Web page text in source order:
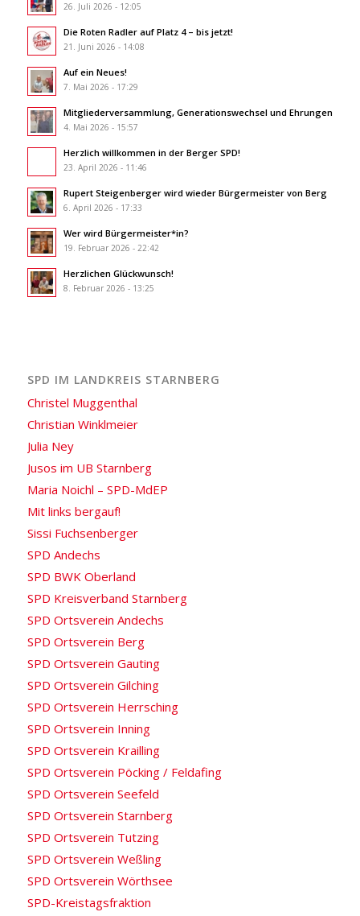
26. Juli 2026 - 12:05
Die Roten Radler auf Platz 4 – bis jetzt!
21. Juni 2026 - 14:08
Auf ein Neues!
7. Mai 2026 - 17:29
Mitgliederversammlung, Generationswechsel und Ehrungen
4. Mai 2026 - 15:57
Herzlich willkommen in der Berger SPD!
23. April 2026 - 11:46
Rupert Steigenberger wird wieder Bürgermeister von Berg
6. April 2026 - 17:33
Wer wird Bürgermeister*in?
19. Februar 2026 - 22:42
Herzlichen Glückwunsch!
8. Februar 2026 - 13:25
SPD IM LANDKREIS STARNBERG
Christel Muggenthal
Christian Winklmeier
Julia Ney
Jusos im UB Starnberg
Maria Noichl – SPD-MdEP
Mit links bergauf!
Sissi Fuchsenberger
SPD Andechs
SPD BWK Oberland
SPD Kreisverband Starnberg
SPD Ortsverein Andechs
SPD Ortsverein Berg
SPD Ortsverein Gauting
SPD Ortsverein Gilching
SPD Ortsverein Herrsching
SPD Ortsverein Inning
SPD Ortsverein Krailling
SPD Ortsverein Pöcking / Feldafing
SPD Ortsverein Seefeld
SPD Ortsverein Starnberg
SPD Ortsverein Tutzing
SPD Ortsverein Weßling
SPD Ortsverein Wörthsee
SPD-Kreistagsfraktion